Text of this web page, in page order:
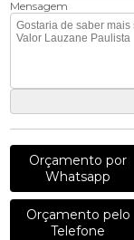
Mensagem
Orçamento por
Whatsapp
Orçamento pelo
Telefone